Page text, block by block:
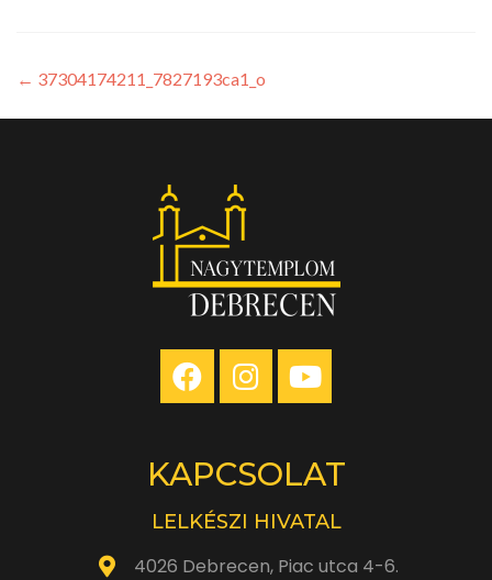
← 37304174211_7827193ca1_o
KAPCSOLAT
LELKÉSZI HIVATAL
4026 Debrecen, Piac utca 4-6.